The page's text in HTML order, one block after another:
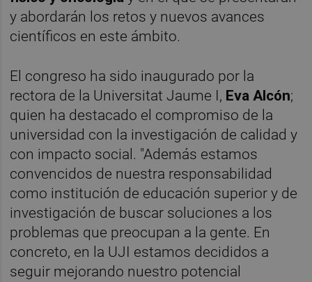
y abordarán los retos y nuevos avances
científicos en este ámbito.
El congreso ha sido inaugurado por la
rectora de la Universitat Jaume I, Eva Alcón;
quien ha destacado el compromiso de la
universidad con la investigación de calidad y
con impacto social. "Además estamos
convencidos de nuestra responsabilidad
como institución de educación superior y de
investigación de buscar soluciones a los
problemas que preocupan a la gente. En
concreto, en la UJI estamos decididos a
seguir mejorando nuestro potencial